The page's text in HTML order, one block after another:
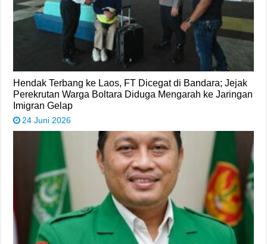
Hendak Terbang ke Laos, FT Dicegat di Bandara; Jejak
Perekrutan Warga Boltara Diduga Mengarah ke Jaringan
Imigran Gelap
24 Juni 2026